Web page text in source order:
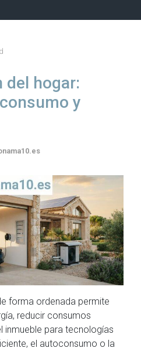
del hogar:
y
forma ordenada permite
reducir consumos
inmueble para tecnologías
el autoconsumo o la